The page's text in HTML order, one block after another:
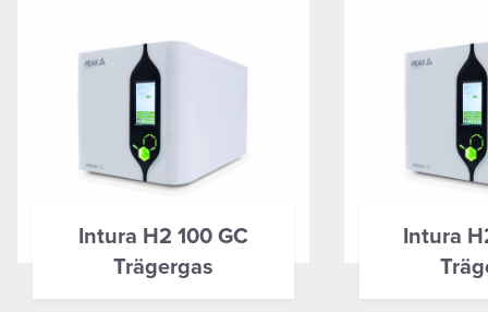
Intura H2 100 GC
Trägergas
Intura